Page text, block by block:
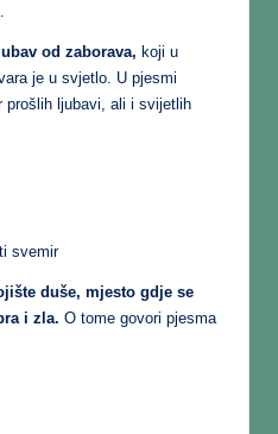
od zaborava, koji u
je u svjetlo. U pjesmi
prošlih ljubavi, ali i svijetlih
svemir
duše, mjesto gdje se
i zla. O tome govori pjesma